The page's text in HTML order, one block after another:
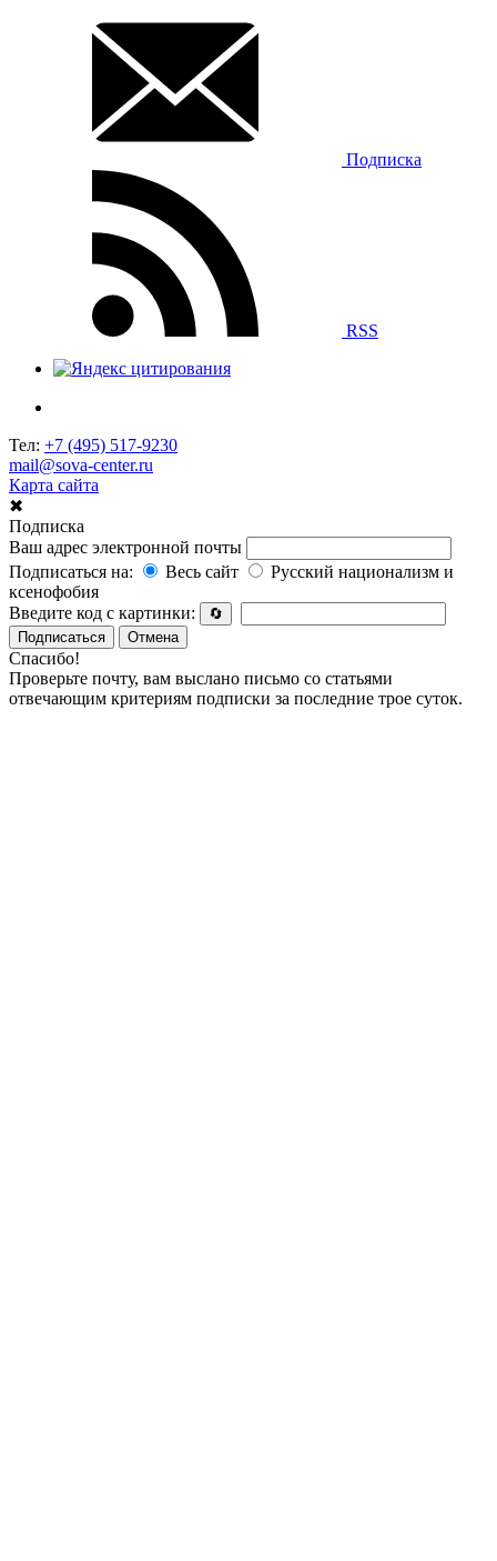
Подписка
RSS
Тел: +7 (495) 517-9230
mail@sova-center.ru
Карта сайта
✖
Подписка
Ваш адрес электронной почты
Подписаться на:
Весь сайт
Русский национализм и
ксенофобия
Введите код с картинки:
🔄
Подписаться
Отмена
Спасибо!
Проверьте почту, вам выслано письмо со статьями
отвечающим критериям подписки за последние трое суток.